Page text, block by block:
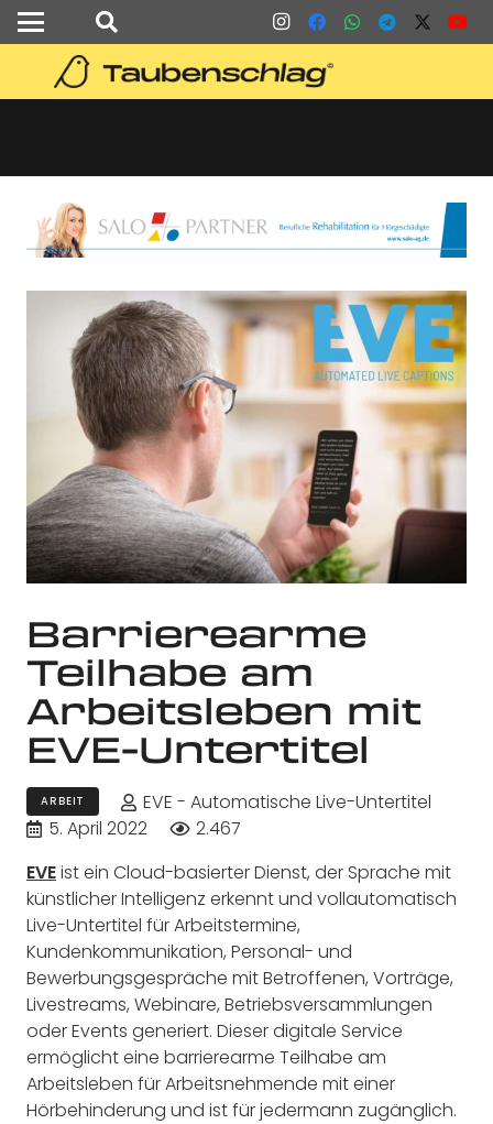
Barrierearme
Teilhabe am
Arbeitsleben mit
EVE-Untertitel
ARBEIT
EVE - Automatische Live-Untertitel
5. April 2022
2.467
EVEist ein Cloud-basierter Dienst, der Sprache mit
künstlicher Intelligenz erkennt und vollautomatisch
Live-Untertitel für Arbeitstermine,
Kundenkommunikation, Personal- und
Bewerbungsgespräche mit Betroffenen, Vorträge,
Livestreams, Webinare, Betriebsversammlungen
oder Events generiert. Dieser digitale Service
ermöglicht eine barrierearme Teilhabe am
Arbeitsleben für Arbeitsnehmende mit einer
Hörbehinderung und ist für jedermann zugänglich.